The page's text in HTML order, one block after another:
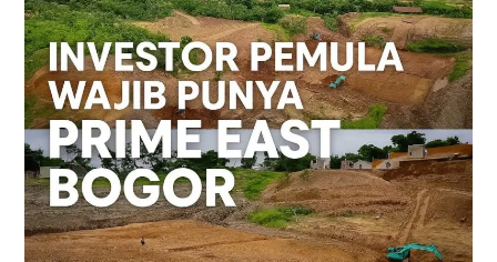
Bogor
|
SHM
Jalur
Puncak
2